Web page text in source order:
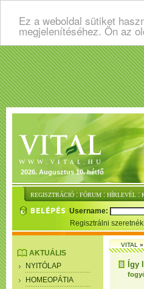
Ez a weboldal sütiket
megjelenítéséhez. Ön az
2026. Augusztus 10. hétfő
REGISZTRÁCIÓ : FÓRUM : HÍRLEVÉL :
Username:
Regisztrálni
AKTUÁLIS
NYITÓLAP
HOMEOPÁTIA
VITAL
Így